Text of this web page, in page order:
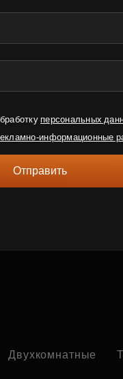
персональных
информационные
Отправить
Двухкомнатные